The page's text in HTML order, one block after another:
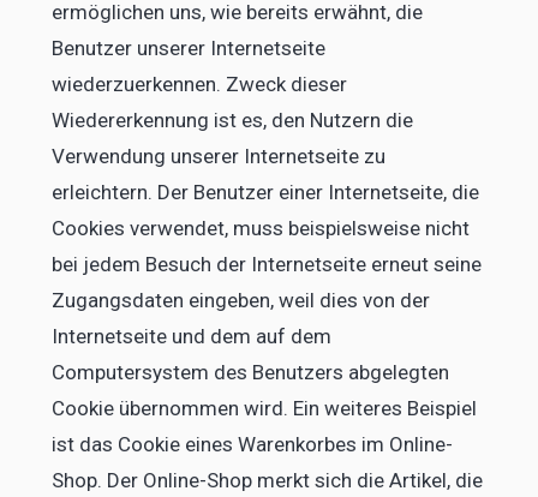
ermöglichen uns, wie bereits erwähnt, die
Benutzer unserer Internetseite
wiederzuerkennen. Zweck dieser
Wiedererkennung ist es, den Nutzern die
Verwendung unserer Internetseite zu
erleichtern. Der Benutzer einer Internetseite, die
Cookies verwendet, muss beispielsweise nicht
bei jedem Besuch der Internetseite erneut seine
Zugangsdaten eingeben, weil dies von der
Internetseite und dem auf dem
Computersystem des Benutzers abgelegten
Cookie übernommen wird. Ein weiteres Beispiel
ist das Cookie eines Warenkorbes im Online-
Shop. Der Online-Shop merkt sich die Artikel, die